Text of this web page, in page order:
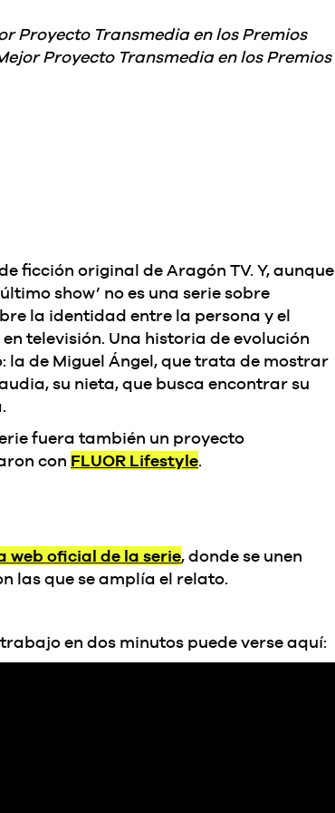
Proyecto Transmedia en los Premios
Proyecto Transmedia en los Premios
ficción original de Aragón TV. Y, aunque
show’ no es una serie sobre
la identidad entre la persona y el
televisión. Una historia de evolución
la de Miguel Ángel, que trata de mostrar
su nieta, que busca encontrar su
fuera también un proyecto
con FLUOR Lifestyle.
web oficial de la serie, donde se unen
las que se amplía el relato.
en dos minutos puede verse aquí: